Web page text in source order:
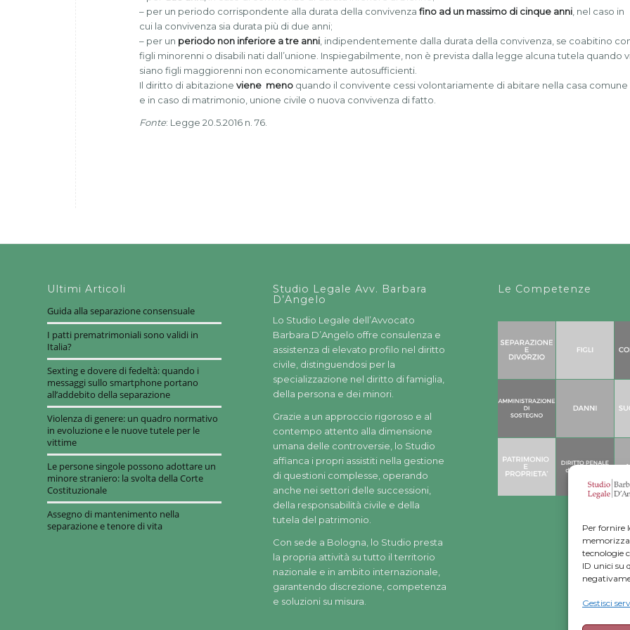
Per fornire
tecnologie
ID unici su
Gestisci
– per un periodo corrispondente alla durata della convivenza fino ad un massimo di cinque anni , nel caso in
cui la convivenza sia durata più di due anni;
– per un periodo non inferiore a tre anni , indipendentemente dalla durata della convivenza, se coabitino
figli minorenni o disabili nati dall’unione. Inspiegabilmente, non è prevista dalla legge alcuna tutela quando
siano figli maggiorenni non economicamente autosufficienti.
Il diritto di abitazione viene meno quando il convivente cessi volontariamente di abitare nella casa comune
e in caso di matrimonio, unione civile o nuova convivenza di fatto.
Fonte: Legge 20.5.2016 n. 76.
Ultimi Articoli
Guida alla separazione consensuale
I patti prematrimoniali sono validi in
Italia?
Sexting e dovere di fedeltà: quando i
messaggi sullo smartphone portano
all’addebito della separazione
Violenza di genere: un quadro normativo
in evoluzione e le nuove tutele per le
vittime
Le persone singole possono adottare un
minore straniero: la svolta della Corte
Costituzionale
Assegno di mantenimento nella
separazione e tenore di vita
Studio Legale Avv. Barbara
D’Angelo
Lo Studio Legale dell’Avvocato
Barbara D’Angelo offre consulenza e
assistenza di elevato profilo nel diritto
civile, distinguendosi per la
specializzazione nel diritto di famiglia,
della persona e dei minori.
Grazie a un approccio rigoroso e al
contempo attento alla dimensione
umana delle controversie, lo Studio
affianca i propri assistiti nella gestione
di questioni complesse, operando
anche nei settori delle successioni,
della responsabilità civile e della
tutela del patrimonio.
Con sede a Bologna, lo Studio presta
la propria attività su tutto il territorio
nazionale e in ambito internazionale,
garantendo discrezione, competenza
e soluzioni su misura.
Le Competenze